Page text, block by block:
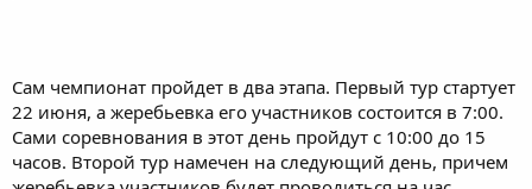
Сам чемпионат пройдет в два этапа. Первый тур стартует
22 июня, а жеребьевка его участников состоится в 7:00.
Сами соревнования в этот день пройдут с 10:00 до 15
часов. Второй тур намечен на следующий день, причем